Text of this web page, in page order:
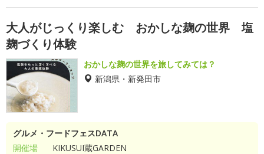
大人がじっくり楽しむ おかしな麹の世界 塩
麹づくり体験
おかしな麹の世界を旅してみては？
新潟県・新発田市
グルメ・フードフェスDATA
開催場
KIKUSUI蔵GARDEN